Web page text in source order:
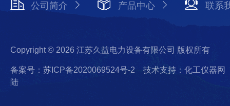
公司简介 产品中心 联系
Copyright © 2026 江苏久益电力设备有限公司 版权所有
备案号：苏ICP备2020069524号-2
技术支持：化工仪器网
陆